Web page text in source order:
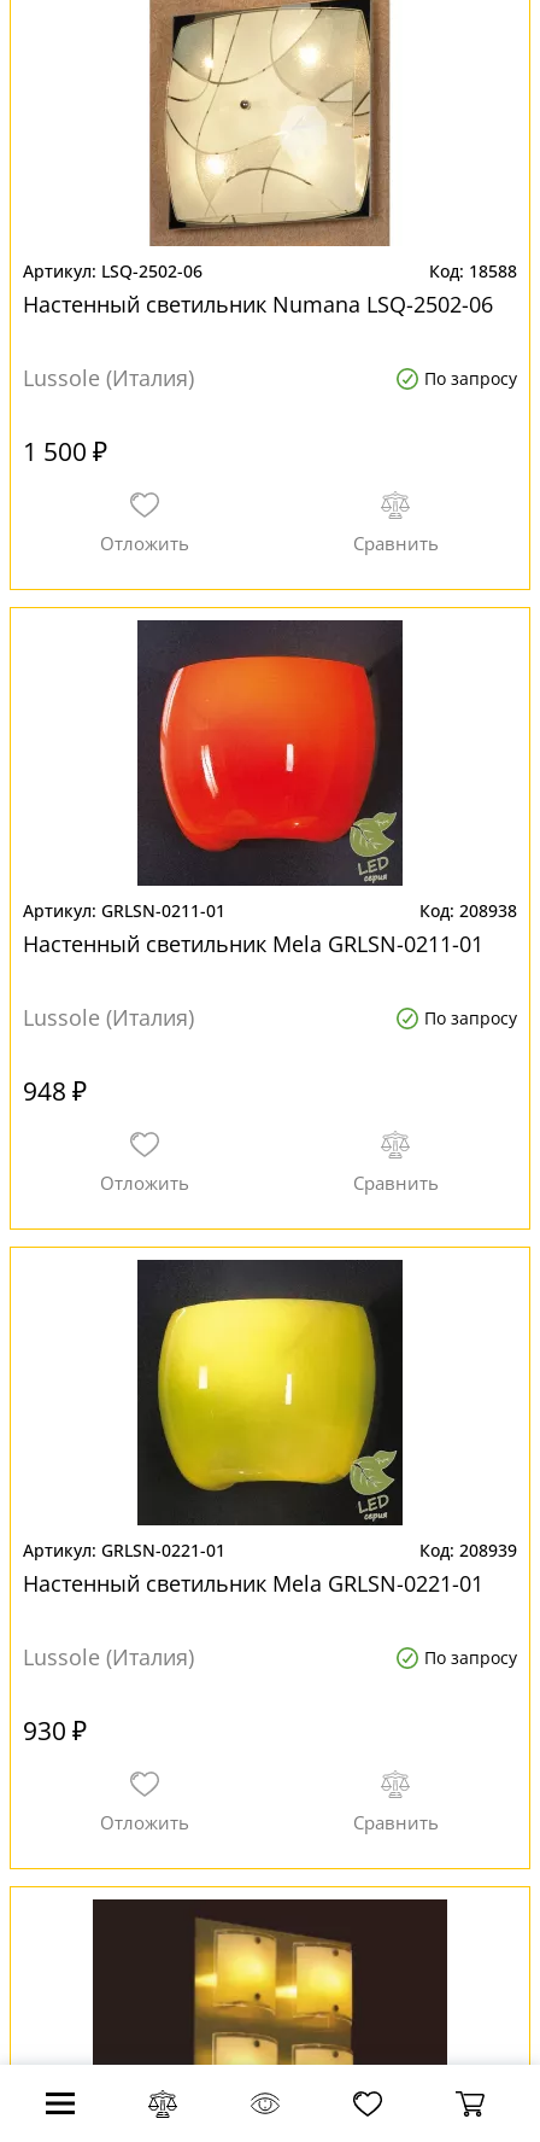
LSQ-2502-06 18588
Настенный светильник Numana LSQ-2502-06
Lussole (Италия) По запросу
1 500 ₽
GRLSN-0211-01 208938
Настенный светильник Mela GRLSN-0211-01
Lussole (Италия) По запросу
948 ₽
GRLSN-0221-01 208939
Настенный светильник Mela GRLSN-0221-01
Lussole (Италия) По запросу
930 ₽